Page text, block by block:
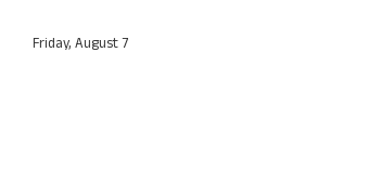
Friday, August 7